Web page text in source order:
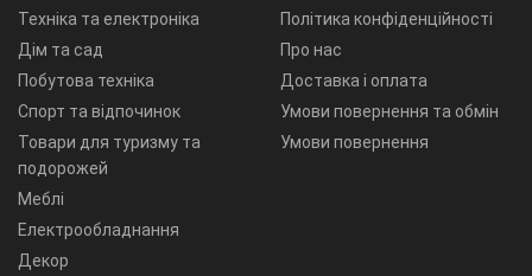
Техніка та електроніка
Дім та сад
Побутова техніка
Спорт та відпочинок
Товари для туризму та
подорожей
Меблі
Електрообладнання
Декор
Політика конфіденційності
Про нас
Доставка і оплата
Умови повернення та обмін
Умови повернення